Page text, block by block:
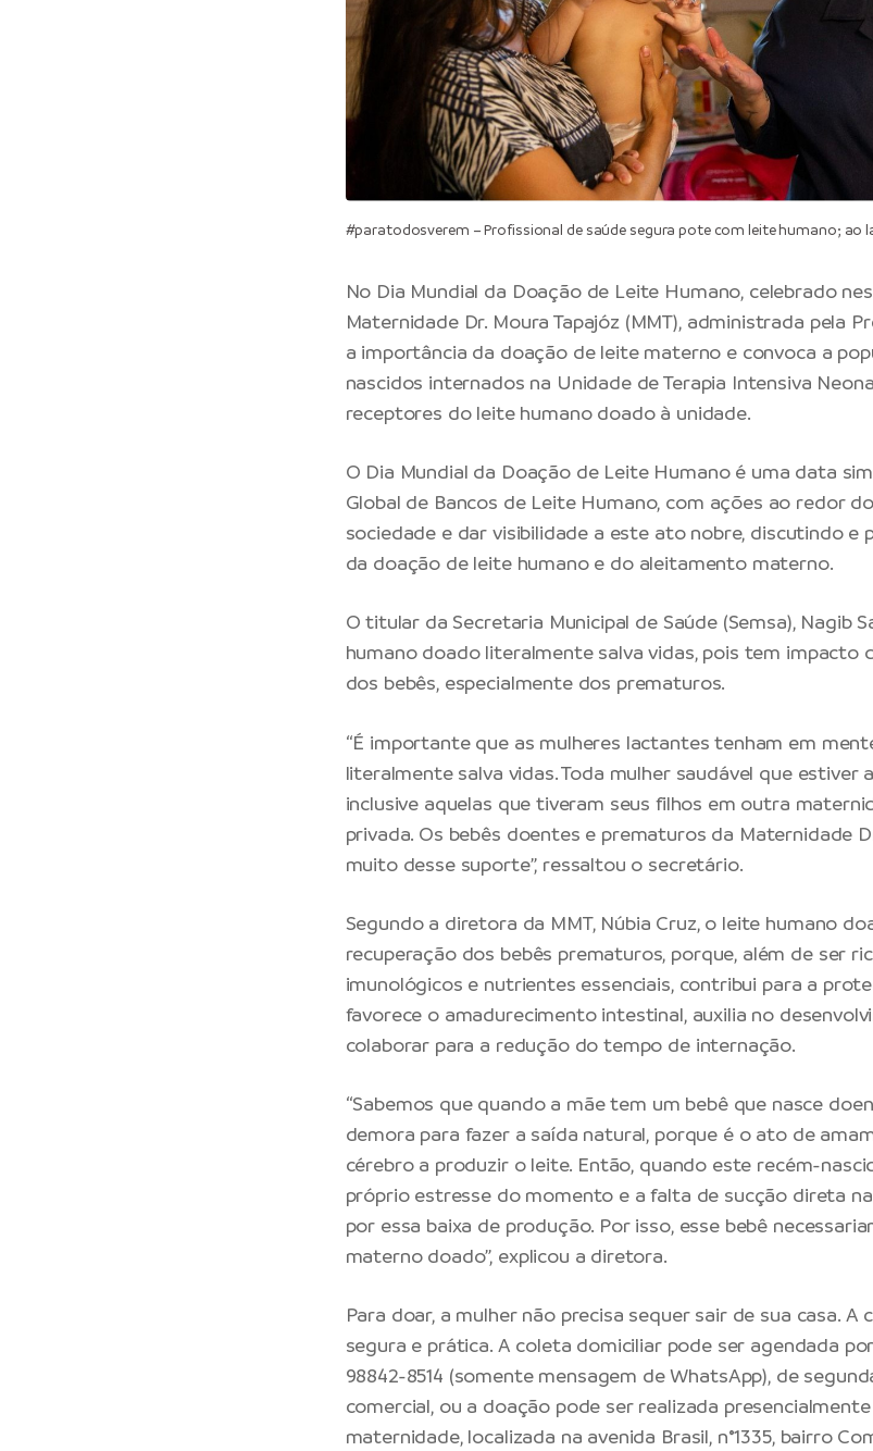
#paratodosverem – Profissional de saúde segura pote com leite humano; ao
No Dia Mundial da Doação de Leite Humano, celebrado
Maternidade Dr. Moura Tapajóz (MMT), administrada pela
a importância da doação de leite materno e convoca a
nascidos internados na Unidade de Terapia Intensiva
receptores do leite humano doado à unidade.
O Dia Mundial da Doação de Leite Humano é uma data
Global de Bancos de Leite Humano, com ações ao redor
sociedade e dar visibilidade a este ato nobre, discutindo e
da doação de leite humano e do aleitamento materno.
O titular daSecretaria Municipal de Saúde(Semsa), Nagib
humano doado literalmente salva vidas, pois tem impacto
dos bebês, especialmente dos prematuros.
“É importante que as mulheres lactantes tenham em
literalmente salva vidas. Toda mulher saudável que estiver
inclusive aquelas que tiveram seus filhos em outra
privada. Os bebês doentes e prematuros da Maternidade
muito desse suporte”, ressaltou o secretário.
Segundo a diretora da MMT, Núbia Cruz, o leite humano
recuperação dos bebês prematuros, porque, além de ser
imunológicos e nutrientes essenciais, contribui para a
favorece o amadurecimento intestinal, auxilia no
colaborar para a redução do tempo de internação.
“Sabemos que quando a mãe tem um bebê que nasce
demora para fazer a saída natural, porque é o ato de
cérebro a produzir o leite. Então, quando este recém-
próprio estresse do momento e a falta de sucção direta
por essa baixa de produção. Por isso, esse bebê
materno doado”, explicou a diretora.
Para doar, a mulher não precisa sequer sair de sua casa.
segura e prática. A coleta domiciliar pode ser agendada
98842-8514 (somente mensagem de WhatsApp), de
comercial, ou a doação pode ser realizada
maternidade, localizada na avenida Brasil, n°1335, bairro